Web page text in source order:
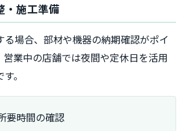
・施工準備
る場合、部材や機器の納期確認がポイ
営業中の店舗では夜間や定休日を活用
。
要時間の確認